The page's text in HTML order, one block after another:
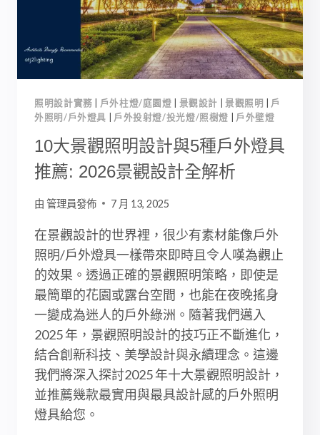
照明設計實務 戶外柱燈/庭園燈 景觀設計 |景觀照明
戶
外照明/戶外燈具
戶外投射燈/投光燈/照樹燈 戶外壁燈
10大景觀照明設計與5種戶外燈具
推薦: 2026景觀設計全解析
由 管理員發佈 7 月 13, 2025
在景觀設計的世界裡，很少有素材能像戶外
照明/戶外燈具一樣帶來即時且令人嘆為觀止
的效果。透過正確的景觀照明策略，即使是
最簡單的花園或露台空間，也能在夜晚搖身
一變成為迷人的戶外綠洲。隨著我們邁入
2025 年，景觀照明設計的技巧正不斷進化，
結合創新科技、美學設計與永續理念。這邊
我們將深入探討2025 年十大景觀照明設計，
並推薦幾款最實用與最具設計感的戶外照明
燈具給您。